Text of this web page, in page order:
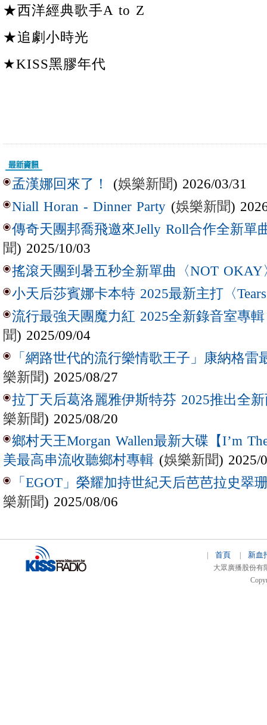
★西洋經典歌手A to Z
★追劇小時光
★KISS黑膠年代
孟漢娜回來了！ (娛樂新聞) 2026/03/31
Niall Horan - Dinner Party (娛樂新聞)
傳奇天團邦喬飛邀來Jelly Roll合作全新單
聞) 2025/10/03
搖滾天團到暑五秒全新單曲〈NOT OKAY
小天后莎賓娜卡本特 2025最新主打〈
流行最強天團魔力紅 2025全新錄音室專
聞) 2025/09/04
「網路世代的流行樂情歌王子」康納格雷
樂新聞) 2025/08/27
拉丁天后葛洛麗雅伊斯特芬 2025推出全新
樂新聞) 2025/08/20
鄉村天王Morgan Wallen最新大碟【I’m
美最高串流收聽鄉村專輯 (娛樂新聞) 2025/
「EGOT」榮耀加持世紀天后芭芭拉史翠
樂新聞) 2025/08/06
| 首頁| 新血
大眾廣播股份有